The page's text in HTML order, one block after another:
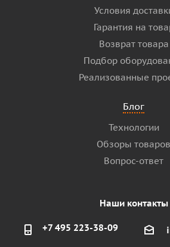
Условия
Гарантия на
Возврат товара
Подбор
Реализованные
Блог
Технологии
Обзоры товаров
Вопрос-ответ
Наши контакты
+7 495 223-38-09